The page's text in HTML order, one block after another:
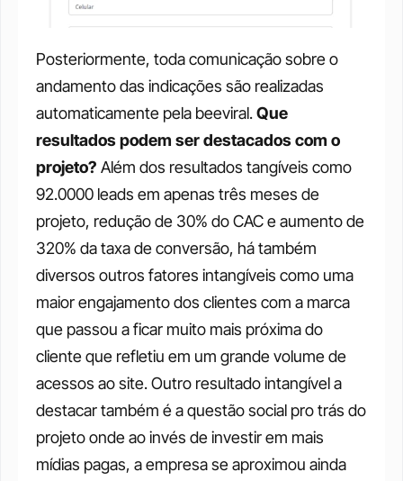
Posteriormente, toda comunicação sobre o
andamento das indicações são realizadas
automaticamente pela beeviral.Que
resultados podem ser destacados com o
projeto? Além dos resultados tangíveis como
92.0000 leads em apenas três meses de
projeto, redução de 30% do CAC e aumento de
320% da taxa de conversão, há também
diversos outros fatores intangíveis como uma
maior engajamento dos clientes com a marca
que passou a ficar muito mais próxima do
cliente que refletiu em um grande volume de
acessos ao site.Outro resultado intangível a
destacar também é a questão social pro trás do
projeto onde ao invés de investir em mais
mídias pagas, a empresa se aproximou ainda